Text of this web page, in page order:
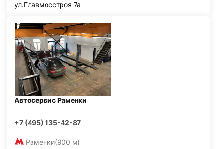
ул.Главмосстроя 7а
Автосервис Раменки
+7 (495) 135-42-87
Раменки(900 м)